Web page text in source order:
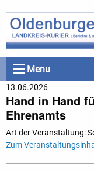
Menu
13.06.2026
Hand in Hand
Ehrenamts
Art der Veranstaltung:
Zum